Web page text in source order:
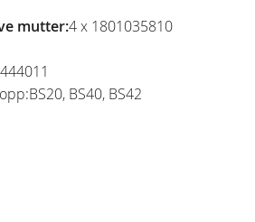
mutter:4 x 1801035810
BS20, BS40, BS42